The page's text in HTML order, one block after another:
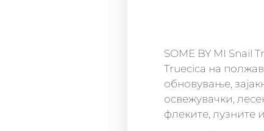
SOME BY MI Snail
Truecica на
обновување,
освежувачки,
флеките, лузните